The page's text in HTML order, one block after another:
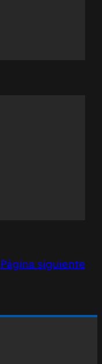
Página siguiente